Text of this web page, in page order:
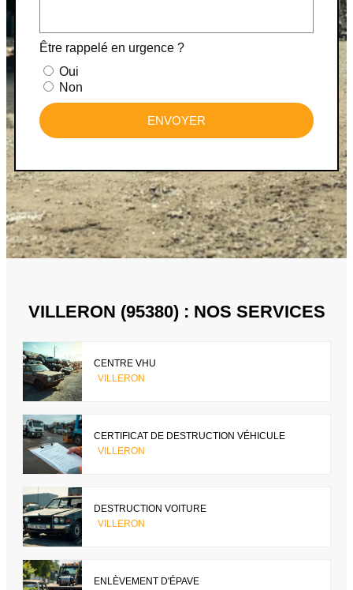
Être rappelé en urgence ?
Oui
Non
ENVOYER
VILLERON (95380) : NOS SERVICES
CENTRE VHU
VILLERON
CERTIFICAT DE DESTRUCTION VÉHICULE
VILLERON
DESTRUCTION VOITURE
VILLERON
ENLÈVEMENT D'ÉPAVE